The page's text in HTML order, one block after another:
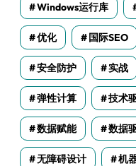
Windows运行库
优化 国际SEO
安全防护 实战
弹性计算 技术
数据赋能 数据
无障碍设计 机